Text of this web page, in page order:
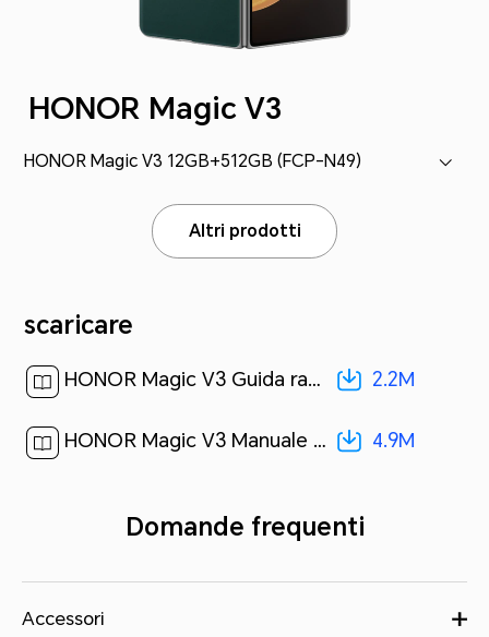
HONOR Magic V3
HONOR Magic V3 12GB+512GB (FCP-N49)
Altri prodotti
scaricare
HONOR Magic V3 Guida rapida-(Magic OS 8.0_02,FCP-N49,it)[ 2.2M ] 2.2M
HONOR Magic V3 Manuale dell`utente-(MagicOS 8.0_01,it)[ 4.9M ] 4.9M
Domande frequenti
Accessori